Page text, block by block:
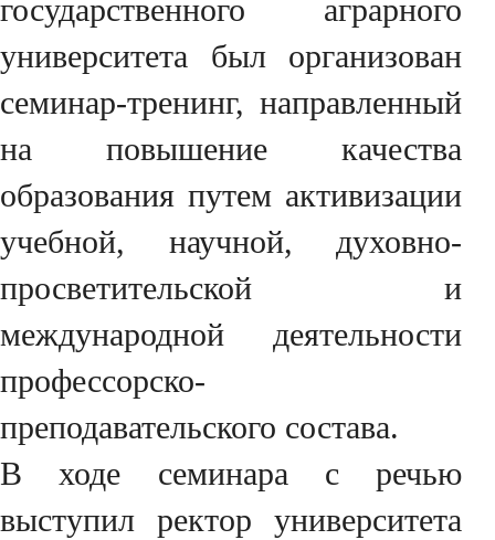
государственного аграрного
университета был организован
семинар-тренинг, направленный
на повышение качества
образования путем активизации
учебной, научной, духовно-
просветительской и
международной деятельности
профессорско-
преподавательского состава.
В ходе семинара с речью
выступил ректор университета